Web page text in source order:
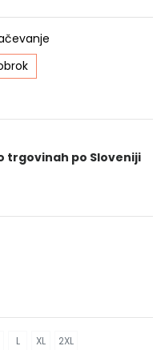
trgovinah po Sloveniji
L XL 2XL